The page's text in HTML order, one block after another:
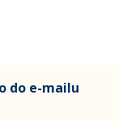
do e-mailu